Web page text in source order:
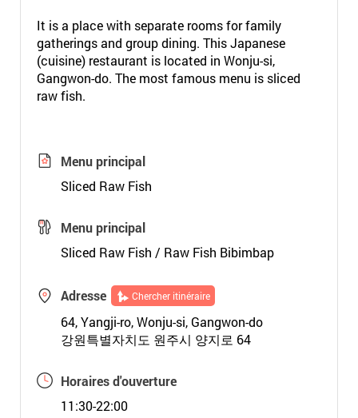
It is a place with separate rooms for family
gatherings and group dining. This Japanese
(cuisine) restaurant is located in Wonju-si,
Gangwon-do. The most famous menu is sliced
raw fish.
Menu principal
Sliced Raw Fish
Menu principal
Sliced Raw Fish / Raw Fish Bibimbap
Adresse Chercher itinéraire
64, Yangji-ro, Wonju-si, Gangwon-do
강원특별자치도 원주시 양지로 64
Horaires d'ouverture
11:30-22:00